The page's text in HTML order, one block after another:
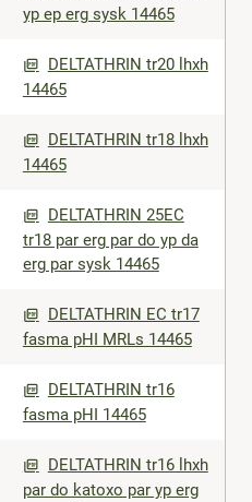
yp ep erg sysk 14465
DELTATHRIN tr20 lhxh
14465
DELTATHRIN tr18 lhxh
14465
DELTATHRIN 25EC
tr18 par erg par do yp da
erg par sysk 14465
DELTATHRIN EC tr17
fasma pHI MRLs 14465
DELTATHRIN tr16
fasma pHI 14465
DELTATHRIN tr16 lhxh
par do katoxo par yp erg